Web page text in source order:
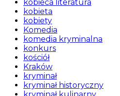
kobieca literatura
kobieta
kobiety
Komedia
komedia kryminalna
konkurs
kościół
Kraków
kryminał
kryminał historyczny